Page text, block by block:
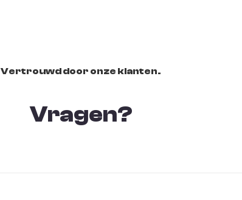
Vertrouwd door onze klanten.
Vragen?